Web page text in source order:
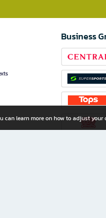
Business
can learn more on how to adjust